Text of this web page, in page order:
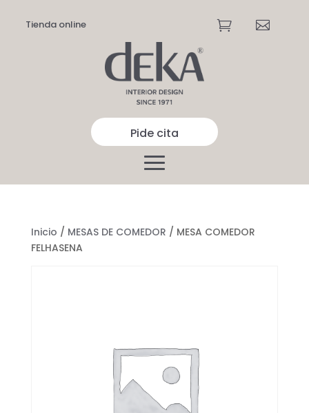
Tienda online  
Pide cita
Inicio / MESAS DE COMEDOR / MESA COMEDOR
FELHASENA